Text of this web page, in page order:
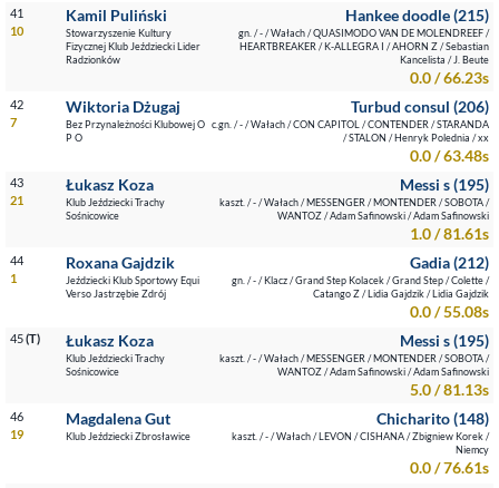
41
10
Kamil Puliński
Stowarzyszenie Kultury
Fizycznej Klub Jeździecki Lider
Radzionków
Hankee doodle (215)
gn. / - / Wałach / QUASIMODO VAN DE MOLENDREEF /
HEARTBREAKER / K-ALLEGRA I / AHORN Z / Sebastian
Kancelista / J. Beute
0.0 / 66.23s
42
7
Wiktoria Dżugaj
Bez Przynależności Klubowej O
P O
Turbud consul (206)
c.gn. / - / Wałach / CON CAPITOL / CONTENDER / STARANDA
/ STALON / Henryk Polednia / xx
0.0 / 63.48s
43
21
Łukasz Koza
Klub Jeździecki Trachy
Sośnicowice
Messi s (195)
kaszt. / - / Wałach / MESSENGER / MONTENDER / SOBOTA /
WANTOZ / Adam Safinowski / Adam Safinowski
1.0 / 81.61s
44
1
Roxana Gajdzik
Jeździecki Klub Sportowy Equi
Verso Jastrzębie Zdrój
Gadia (212)
gn. / - / Klacz / Grand Step Kolacek / Grand Step / Colette /
Catango Z / Lidia Gajdzik / Lidia Gajdzik
0.0 / 55.08s
45(T) Łukasz Koza
Klub Jeździecki Trachy
Sośnicowice
Messi s (195)
kaszt. / - / Wałach / MESSENGER / MONTENDER / SOBOTA /
WANTOZ / Adam Safinowski / Adam Safinowski
5.0 / 81.13s
46
19
Magdalena Gut
Klub Jeździecki Zbrosławice
Chicharito (148)
kaszt. / - / Wałach / LEVON / CISHANA / Zbigniew Korek /
Niemcy
0.0 / 76.61s